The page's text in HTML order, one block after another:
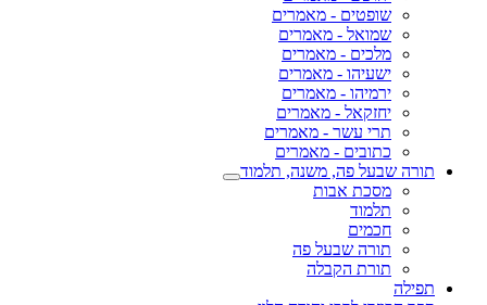
שופטים - מאמרים
שמואל - מאמרים
מלכים - מאמרים
ישעיהו - מאמרים
ירמיהו - מאמרים
יחזקאל - מאמרים
תרי עשר - מאמרים
כתובים - מאמרים
תורה שבעל פה, משנה, תלמוד
מסכת אבות
תלמוד
חכמים
תורה שבעל פה
תורת הקבלה
תפילה